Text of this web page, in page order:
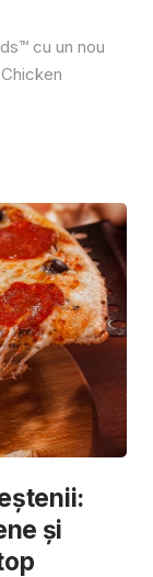
cu un nou
și